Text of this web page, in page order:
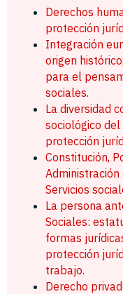
Derechos
protección
Integración
origen
para el
sociales.
La diversidad
sociológico
protección
Constitución,
Servicios
La persona
Sociales:
formas
protección
trabajo.
Derecho